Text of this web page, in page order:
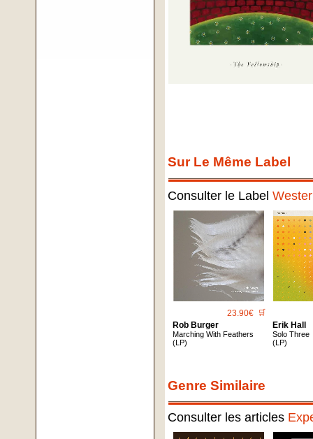
Sur Le Même Label
Consulter le Label
23.90€ 🛒
Rob Burger
Marching With Feathers
(LP)
Erik Hall
Solo Three
(LP)
Genre Similaire
Consulter les articles